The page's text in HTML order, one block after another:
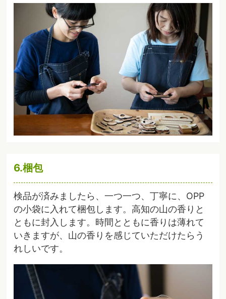
6.梱包
検品が済みましたら、一つ一つ、丁寧に、OPP
の小袋に入れて梱包します。高知の山の香りと
ともに封入します。時間とともに香りは薄れて
いきますが、山の香りを感じていただけたらう
れしいです。